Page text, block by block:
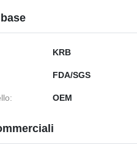
KRB
FDA/SGS
OEM